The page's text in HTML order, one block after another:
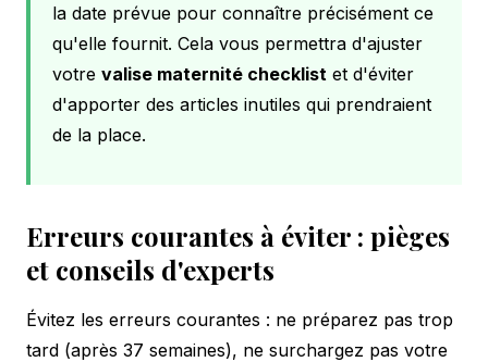
la date prévue pour connaître précisément ce
qu'elle fournit. Cela vous permettra d'ajuster
votre valise maternité checklist et d'éviter
d'apporter des articles inutiles qui prendraient
de la place.
Erreurs courantes à éviter : pièges
et conseils d'experts
Évitez les erreurs courantes : ne préparez pas trop
tard (après 37 semaines), ne surchargez pas votre